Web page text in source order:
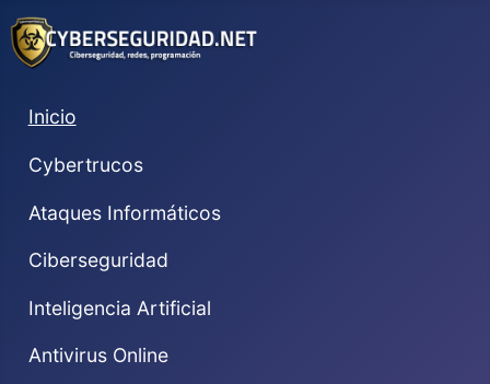
Inicio
Cybertrucos
Ataques Informáticos
Ciberseguridad
Inteligencia Artificial
Antivirus Online